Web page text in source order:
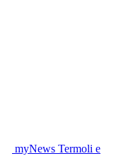
myNews Termoli e